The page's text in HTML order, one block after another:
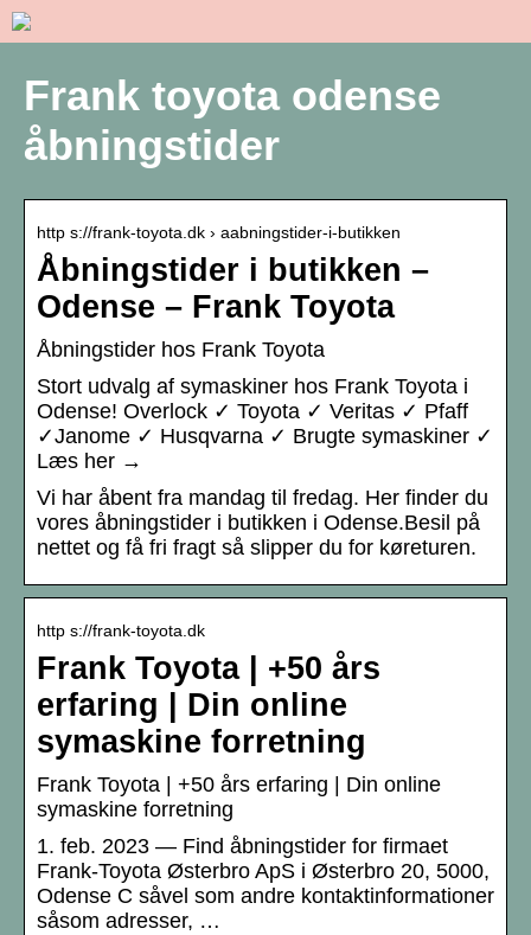
Frank toyota odense
åbningstider
http s://frank-toyota.dk › aabningstider-i-butikken
Åbningstider i butikken –
Odense – Frank Toyota
Åbningstider hos Frank Toyota
Stort udvalg af symaskiner hos Frank Toyota i
Odense! Overlock ✓ Toyota ✓ Veritas ✓ Pfaff
✓Janome ✓ Husqvarna ✓ Brugte symaskiner ✓
Læs her →
Vi har åbent fra mandag til fredag. Her finder du
vores åbningstider i butikken i Odense.Besil på
nettet og få fri fragt så slipper du for køreturen.
http s://frank-toyota.dk
Frank Toyota | +50 års
erfaring | Din online
symaskine forretning
Frank Toyota | +50 års erfaring | Din online
symaskine forretning
1. feb. 2023 — Find åbningstider for firmaet
Frank-Toyota Østerbro ApS i Østerbro 20, 5000,
Odense C såvel som andre kontaktinformationer
såsom adresser, …